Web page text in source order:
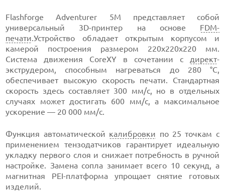
Flashforge Adventurer 5M представляет собой
универсальный 3D-принтер на основе FDM-
печати .Устройство обладает открытым корпусом и
камерой построения размером 220x220x220 мм.
Система движения CoreXY в сочетании с
директ-
экструдером, способным нагреваться до 280 °C,
обеспечивает высокую скорость печати. Стандартная
скорость здесь составляет 300 мм/с, но в отдельных
случаях может достигать 600 мм/с, а максимальное
ускорение — 20 000 мм/с.
Функция автоматической калибровки по 25 точкам с
применением тензодатчиков гарантирует идеальную
укладку первого слоя и снижает потребность в ручной
настройке. Замена сопла занимает всего 10 секунд, а
магнитная PEI-платформа упрощает снятие готовых
изделий.